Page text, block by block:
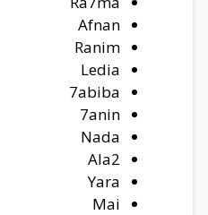
Afnan
Ranim
Ledia
7abiba
7anin
Nada
Ala2
Yara
Mai